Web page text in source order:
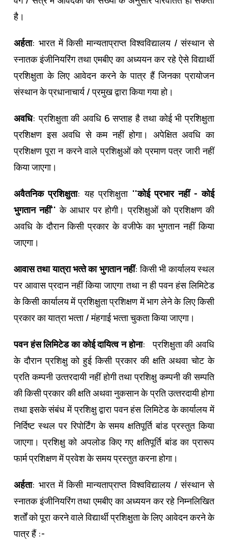
है।
अर्हता: भारत में किसी मान्‍यताप्राप्‍त विश्‍वविद्यालय / संस्‍थान से
स्‍नातक इंजीनियरिंग तथा एमबीए का अध्‍ययन कर रहे ऐसे विद्यार्थी
प्रशिक्षुता के लिए आवेदन करने के पात्र हैं जिनका प्रायोजन
संस्‍थान के प्रधानाचार्य / प्रमुख द्वारा किया गया हो।
अवधि: प्रशिक्षुता की अवधि 6 सप्‍ताह है तथा कोई भी प्रशिक्षुता
प्रशिक्षण इस अवधि से कम नहीं होगा। अपेक्षित अवधि का
प्रशिक्षण पूरा न करने वाले प्रशिक्षुओं को प्रमाण पत्र जारी नहीं
किया जाएगा।
अवैतनिक प्रशिक्षुता: यह प्रशिक्षुता ''कोई प्रभार नहीं - कोई
भुगतान नहीं'' के आधार पर होगी। प्रशिक्षुओं को प्रशिक्षण की
अवधि के दौरान किसी प्रकार के वजीफे का भुगतान नहीं किया
जाएगा।
आवास तथा यात्रा भत्‍ते का भुगतान नहीं: किसी भी कार्यालय स्‍थल
पर आवास प्रदान नहीं किया जाएगा तथा न ही पवन हंस लिमिटेड
के किसी कार्यालय में प्रशिक्षुता प्रशिक्षण में भाग लेने के लिए किसी
प्रकार का यात्रा भत्‍ता / मंहगाई भत्‍ता चुकता किया जाएगा।
पवन हंस लिमिटेड का कोई दायित्‍व न होना: प्रशिक्षुता की अवधि
के दौरान प्रशिक्षु को हुई किसी प्रकार की क्षति अथवा चोट के
प्रति कम्‍पनी उत्‍तरदायी नहीं होगी तथा प्रशिक्षु कम्‍पनी की सम्‍पति
की किसी प्रकार की क्षति अथवा नुकसान के प्रति उत्‍तरदायी होगा
तथा इसके संबंध में प्रशिक्षु द्वारा पवन हंस लिमिटेड के कार्यालय में
निर्दिष्‍ट स्‍थल पर रिपोर्टिंग के समय क्षतिपूर्ति बांड प्रस्‍तुत किया
जाएगा। प्रशिक्षु को अपलोड किए गए क्षतिपूर्ति बांड का प्रारूप
फार्म प्रशिक्षण में प्रवेश के समय प्रस्‍तुत करना होगा।
अर्हता: भारत में किसी मान्‍यताप्राप्‍त विश्‍वविद्यालय / संस्‍थान से
स्‍नातक इंजीनियरिंग तथा एमबीए का अध्‍ययन कर रहे निम्‍नलिखित
शर्तों को पूरा करने वाले विद्यार्थी प्रशिक्षुता के लिए आवेदन करने के
पात्र हैं :-